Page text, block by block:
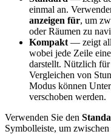
einmal an.
anzeigen für, um
oder Räumen zu
Kompakt — zeigt
wobei jede Zeile
darstellt. Nützlich
Vergleichen von
Modus können
verschoben werden.
Verwenden Sie den
Symbolleiste, um